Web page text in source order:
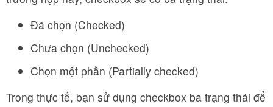
Đã chọn (Checked)
Chưa chọn (Unchecked)
Chọn một phần (Partially checked)
Trong thực tế, bạn sử dụng checkbox ba trạng thái để